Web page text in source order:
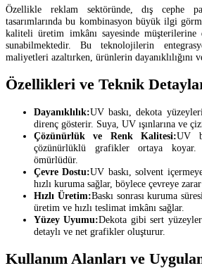
Özellikle reklam sektöründe, dış cephe
tasarımlarında bu kombinasyon büyük ilgi
kaliteli üretim imkânı sayesinde müşterilerine
sunabilmektedir. Bu teknolojilerin
maliyetleri azaltırken, ürünlerin dayanıklılığını
Özellikleri ve Teknik
Dayanıklılık:UV baskı, dekota
direnç gösterir. Suya, UV ışınlarına ve
Çözünürlük ve Renk Kalitesi:UV
çözünürlüklü grafikler ortaya
ömürlüdür.
Çevre Dostu:UV baskı, solvent
hızlı kuruma sağlar, böylece çevreye
Hızlı Üretim:Baskı sonrası kuruma
üretim ve hızlı teslimat imkânı sağlar.
Yüzey Uyumu:Dekota gibi sert
detaylı ve net grafikler oluşturur.
Kullanım Alanları ve